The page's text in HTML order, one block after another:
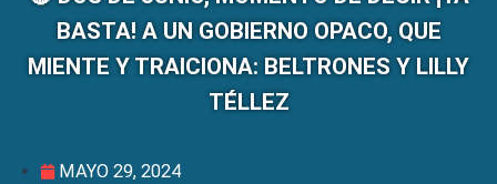
BASTA! A UN GOBIERNO OPACO, QUE
MIENTE Y TRAICIONA: BELTRONES Y LILLY
TÉLLEZ
MAYO 29, 2024